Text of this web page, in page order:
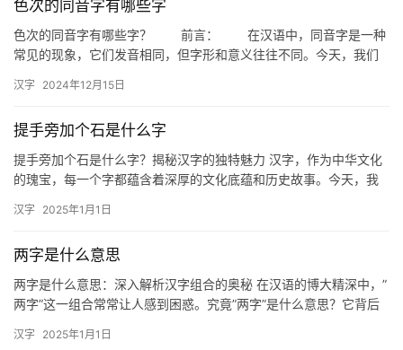
色次的同音字有哪些字
色次的同音字有哪些字？ 前言： 在汉语中，同音字是一种
常见的现象，它们发音相同，但字形和意义往往不同。今天，我们
汉字 2024年12月15日
提手旁加个石是什么字
提手旁加个石是什么字？揭秘汉字的独特魅力 汉字，作为中华文化
的瑰宝，每一个字都蕴含着深厚的文化底蕴和历史故事。今天，我
文字…
汉字 2025年1月1日
两字是什么意思
两字是什么意思：深入解析汉字组合的奥秘 在汉语的博大精深中，”
两字”这一组合常常让人感到困惑。究竟”两字”是什么意思？它背后
汉字 2025年1月1日